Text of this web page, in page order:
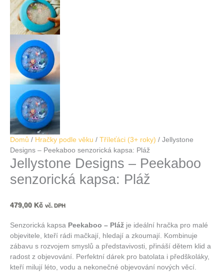
Domů / Hračky podle věku / Tříleťáci (3+ roky) / Jellystone
Designs – Peekaboo senzorická kapsa: Pláž
Jellystone Designs – Peekaboo
senzorická kapsa: Pláž
479,00 Kč vč. DPH
Senzorická kapsa Peekaboo – Pláž je ideální hračka pro malé
objevitele, kteří rádi mačkají, hledají a zkoumají. Kombinuje
zábavu s rozvojem smyslů a představivosti, přináší dětem klid a
radost z objevování. Perfektní dárek pro batolata i předškoláky,
kteří milují léto, vodu a nekonečné objevování nových věcí.